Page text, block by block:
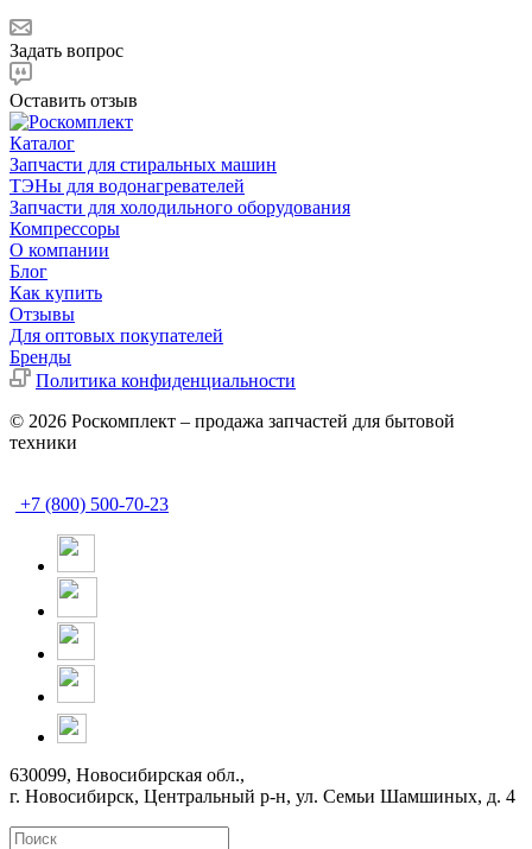
Задать вопрос
Оставить отзыв
Каталог
Запчасти для стиральных машин
ТЭНы для водонагревателей
Запчасти для холодильного оборудования
Компрессоры
О компании
Блог
Как купить
Отзывы
Для оптовых покупателей
Бренды
Политика конфиденциальности
© 2026 Роскомплект – продажа запчастей для бытовой
техники
+7 (800) 500-70-23
630099, Новосибирская обл.,
г. Новосибирск, Центральный р-н, ул. Семьи Шамшиных, д. 4